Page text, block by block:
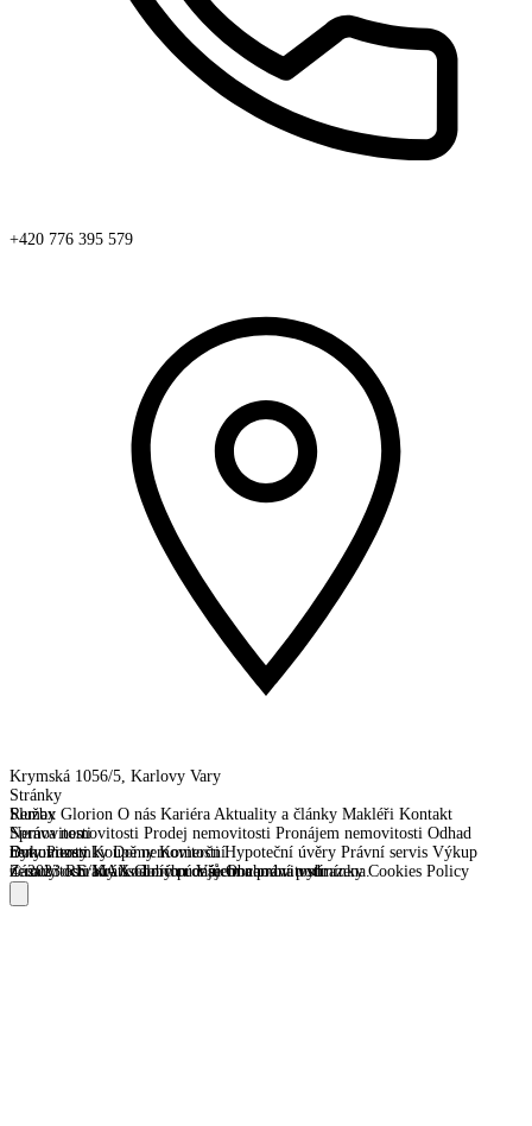
+420 776 395 579
Krymská 1056/5, Karlovy Vary
Stránky
Remax Glorion O nás Kariéra Aktuality a články Makléři Kontakt
Služby
Správa nemovitosti Prodej nemovitosti Pronájem nemovitosti Odhad
nemovitosti Koupě nemovitosti Hypoteční úvěry Právní servis Výkup
nemovitosti Krátkodobý pronájem nemovitostí
Nemovitosti
Byty Pozemky Domy Komerční
Dokumenty
Zásady ochrany osobních údajů Obchodní podmínky Cookies Policy
© 2023 RE/MAX Glorion. Všechna práva vyhrazena.